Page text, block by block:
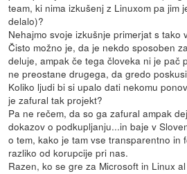
team, ki nima izkušenj z Linuxom pa jim
delalo)?
Nehajmo svoje izkušnje primerjat s tako
Čisto možno je, da je nekdo sposoben
deluje, ampak če tega človeka ni je pač
ne preostane drugega, da gredo
Koliko ljudi bi si upalo dati nekomu
je zafural tak projekt?
Pa ne rečem, da so ga zafural ampak
dokazov o podkupljanju...in baje v
o tem, kako je tam vse transparentno in
razliko od korupcije pri nas.
Razen, ko se gre za Microsoft in Linux